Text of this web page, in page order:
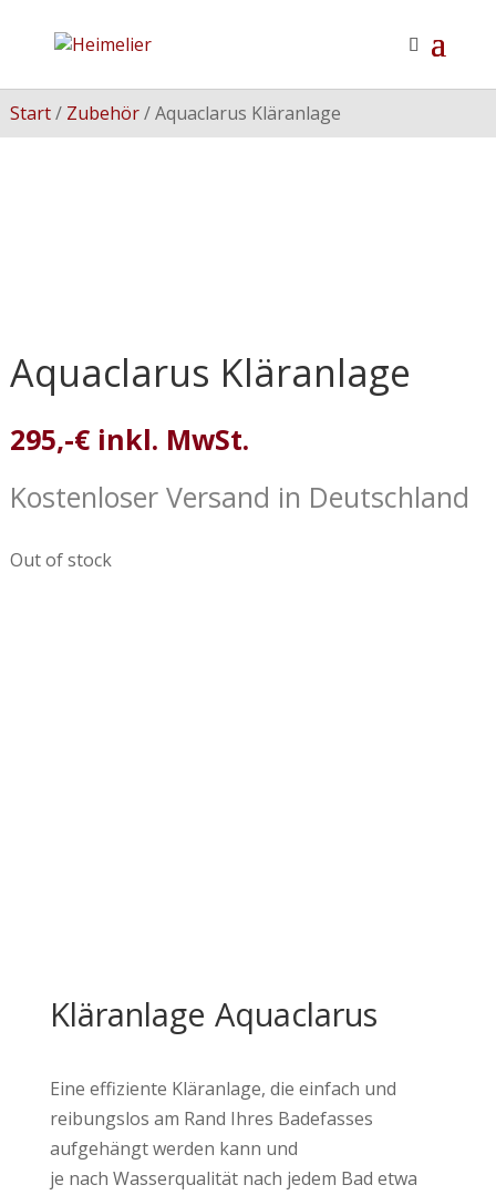
Start/ Zubehör/ Aquaclarus Kläranlage
Aquaclarus Kläranlage
295,-€ inkl. MwSt.
Kostenloser Versand in Deutschland
Out of stock
Kläranlage Aquaclarus
Eine effiziente Kläranlage, die einfach und
reibungslos am Rand Ihres Badefasses
aufgehängt werden kann und
je nach Wasserqualität nach jedem Bad etwa